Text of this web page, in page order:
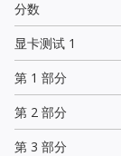
分数
显卡测试 1
第 1 部分
第 2 部分
第 3 部分